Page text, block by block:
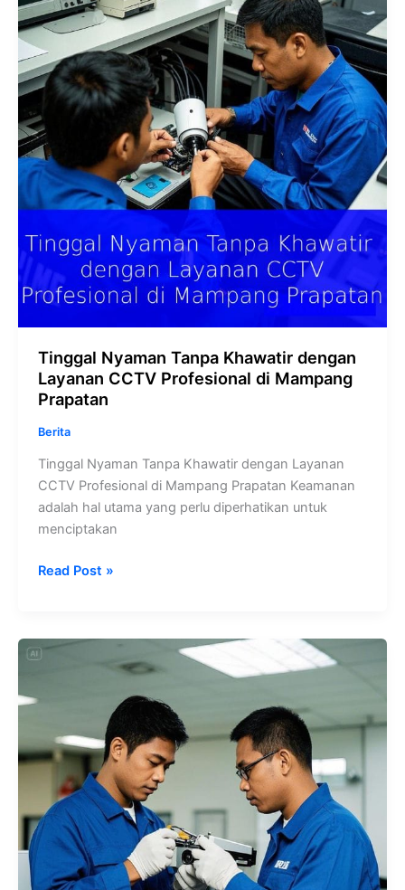
Tinggal Nyaman Tanpa Khawatir dengan
Layanan CCTV Profesional di Mampang
Prapatan
Berita
Tinggal Nyaman Tanpa Khawatir dengan Layanan
CCTV Profesional di Mampang Prapatan Keamanan
adalah hal utama yang perlu diperhatikan untuk
menciptakan
Tanpa
Khawatir
dengan
Layanan
CCTV
Profesional
di
Mampang
Prapatan
Read Post »
Solusi
Pasang
CCTV
Profesional
Pancoran